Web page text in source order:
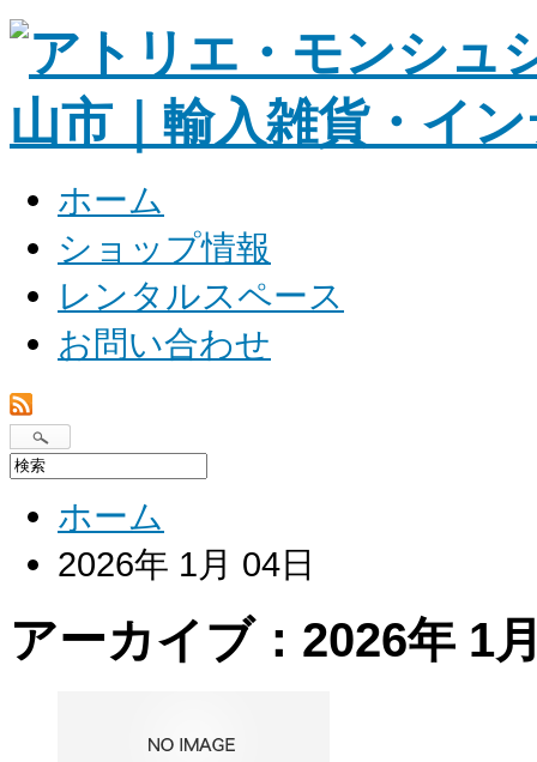
ホーム
ショップ情報
レンタルスペース
お問い合わせ
ホーム
2026年 1月 04日
アーカイブ：2026年 1